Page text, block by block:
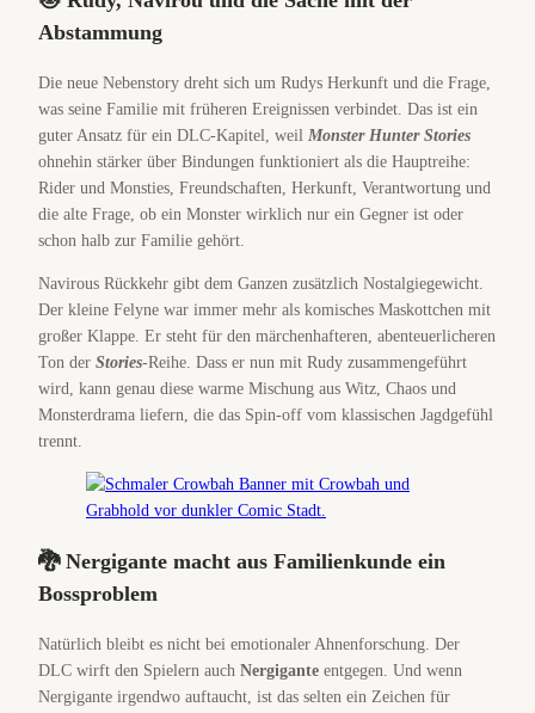
Abstammung
Die neue Nebenstory dreht sich um Rudys Herkunft und die Frage,
was seine Familie mit früheren Ereignissen verbindet. Das ist ein
guter Ansatz für ein DLC-Kapitel, weil Monster Hunter Stories
ohnehin stärker über Bindungen funktioniert als die Hauptreihe:
Rider und Monsties, Freundschaften, Herkunft, Verantwortung und
die alte Frage, ob ein Monster wirklich nur ein Gegner ist oder
schon halb zur Familie gehört.
Navirous Rückkehr gibt dem Ganzen zusätzlich Nostalgiegewicht.
Der kleine Felyne war immer mehr als komisches Maskottchen mit
großer Klappe. Er steht für den märchenhafteren, abenteuerlicheren
Ton der Stories-Reihe. Dass er nun mit Rudy zusammengeführt
wird, kann genau diese warme Mischung aus Witz, Chaos und
Monsterdrama liefern, die das Spin-off vom klassischen Jagdgefühl
trennt.
🐉 Nergigante macht aus Familienkunde ein
Bossproblem
Natürlich bleibt es nicht bei emotionaler Ahnenforschung. Der
DLC wirft den Spielern auch Nergigante entgegen. Und wenn
Nergigante irgendwo auftaucht, ist das selten ein Zeichen für